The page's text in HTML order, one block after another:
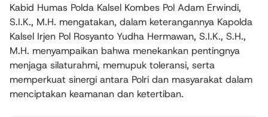
Kabid Humas Polda Kalsel Kombes Pol Adam Erwindi,
S.I.K., M.H. mengatakan, dalam keterangannya Kapolda
Kalsel Irjen Pol Rosyanto Yudha Hermawan, S.I.K., S.H.,
M.H. menyampaikan bahwa menekankan pentingnya
menjaga silaturahmi, memupuk toleransi, serta
memperkuat sinergi antara Polri dan masyarakat dalam
menciptakan keamanan dan ketertiban.